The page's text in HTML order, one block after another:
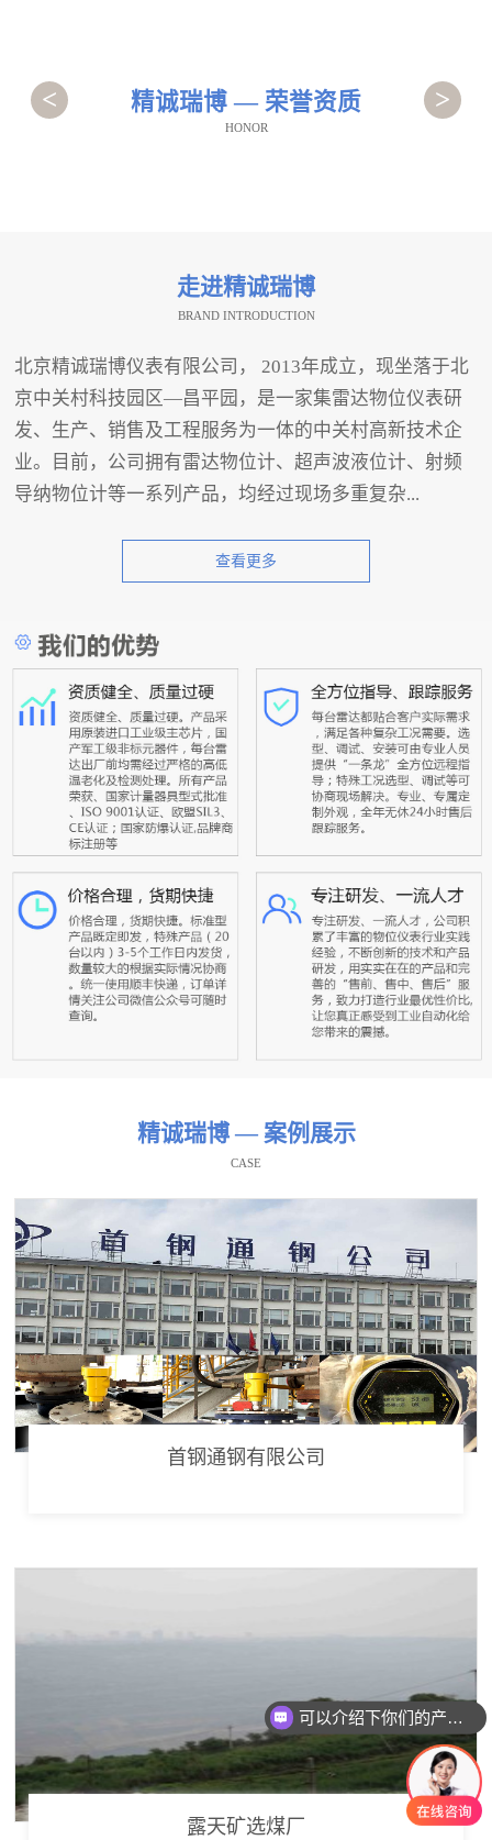
精诚瑞博 — 荣誉资质
HONOR
< >
走进精诚瑞博
BRAND INTRODUCTION
北京精诚瑞博仪表有限公司， 2013年成立，现坐落于北
京中关村科技园区—昌平园，是一家集雷达物位仪表研
发、生产、销售及工程服务为一体的中关村高新技术企
业。目前，公司拥有雷达物位计、超声波液位计、射频
导纳物位计等一系列产品，均经过现场多重复杂...
查看更多
精诚瑞博 — 案例展示
CASE
首钢通钢有限公司
露天矿选煤厂
可以介绍下你们的产品么